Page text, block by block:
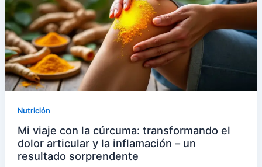
Nutrición
Mi viaje con la cúrcuma: transformando el
dolor articular y la inflamación – un
resultado sorprendente